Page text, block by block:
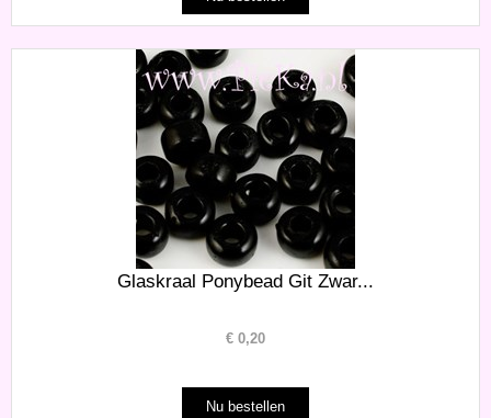
Glaskraal Ponybead Git Zwar...
€ 0,20